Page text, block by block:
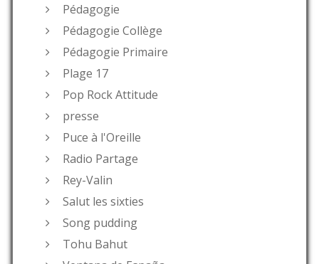
Pédagogie
Pédagogie Collège
Pédagogie Primaire
Plage 17
Pop Rock Attitude
presse
Puce à l'Oreille
Radio Partage
Rey-Valin
Salut les sixties
Song pudding
Tohu Bahut